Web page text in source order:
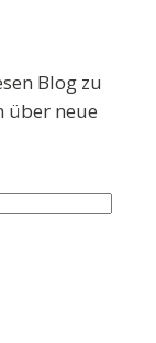
Blog zu
über neue